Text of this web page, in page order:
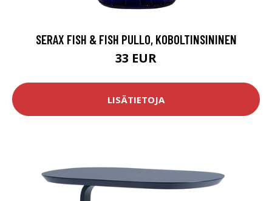
SERAX FISH & FISH PULLO, KOBOLTINSININEN
33 EUR
LISÄTIETOJA